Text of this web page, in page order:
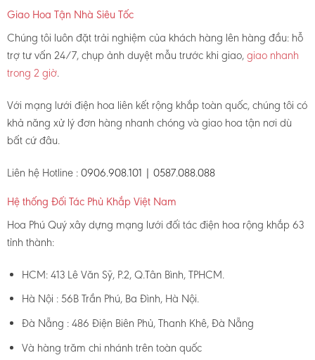
Giao Hoa Tận Nhà Siêu Tốc
Chúng tôi luôn đặt trải nghiệm của khách hàng lên hàng đầu: hỗ
trợ tư vấn 24/7, chụp ảnh duyệt mẫu trước khi giao,giao nhanh
trong 2 giờ.
Với mạng lưới điện hoa liên kết rộng khắp toàn quốc, chúng tôi có
khả năng xử lý đơn hàng nhanh chóng và giao hoa tận nơi dù
bất cứ đâu.
Liên hệ Hotline : 0906.908.101 | 0587.088.088
Hệ thống Đối Tác Phủ Khắp Việt Nam
Hoa Phú Quý xây dựng mạng lưới đối tác điện hoa rộng khắp 63
tỉnh thành:
HCM: 413 Lê Văn Sỹ, P.2, Q.Tân Bình, TPHCM.
Hà Nội : 56B Trần Phú, Ba Đình, Hà Nội.
Đà Nẵng : 486 Điện Biên Phủ, Thanh Khê, Đà Nẵng
Và hàng trăm chi nhánh trên toàn quốc